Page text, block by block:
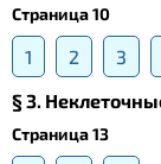
Страница 10
1 2 3
§ 3.
Страница 13